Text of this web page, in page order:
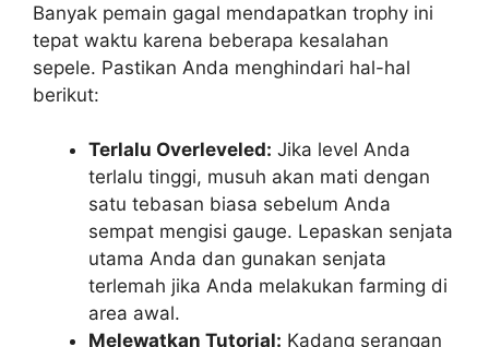
Banyak pemain gagal mendapatkan trophy ini
tepat waktu karena beberapa kesalahan
sepele. Pastikan Anda menghindari hal-hal
berikut:
Terlalu Overleveled: Jika level Anda
terlalu tinggi, musuh akan mati dengan
satu tebasan biasa sebelum Anda
sempat mengisi gauge. Lepaskan senjata
utama Anda dan gunakan senjata
terlemah jika Anda melakukan farming di
area awal.
Melewatkan Tutorial: Kadang serangan